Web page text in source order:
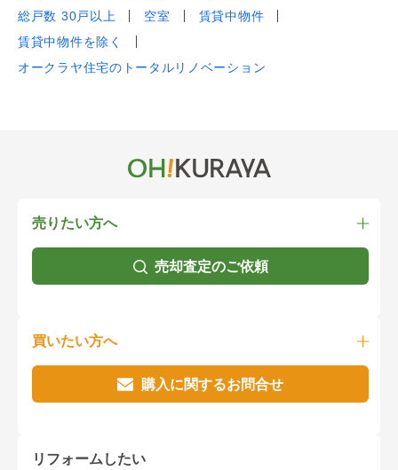
総戸数 30戸以上
空室
賃貸中物件
賃貸中物件を除く
オークラヤ住宅のトータルリノベーション
売りたい方へ
売却査定のご依頼
買いたい方へ
購入に関するお問合せ
リフォームしたい